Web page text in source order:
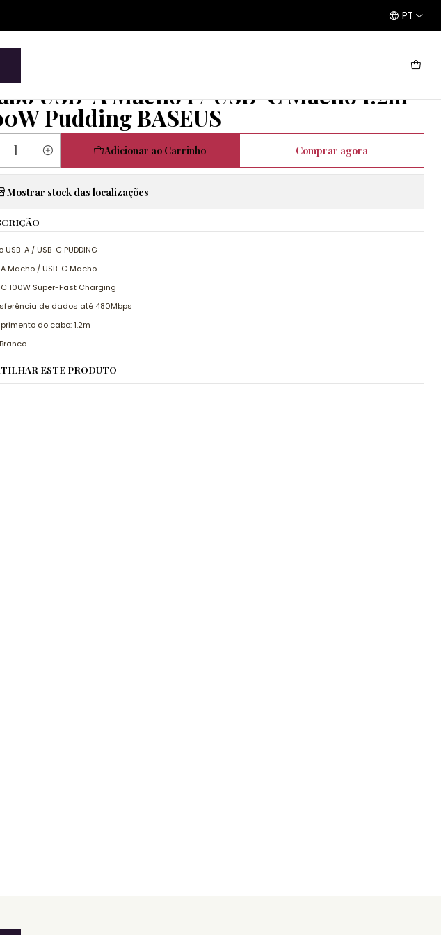
PT
C Macho 1.2m 100W Pudding BASEUS
USB-A Macho P/ USB-C Macho 1.2m
Pudding BASEUS
Adicionar ao Carrinho Comprar agora
Mostrar stock das localizações
USB-A / USB-C PUDDING
A Macho / USB-C Macho
C 100W Super-Fast Charging
de dados até 480Mbps
do cabo: 1.2m
ESTE PRODUTO